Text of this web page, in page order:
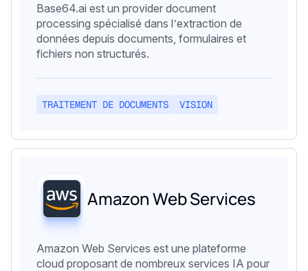
Base64.ai est un provider document
processing spécialisé dans l’extraction de
données depuis documents, formulaires et
fichiers non structurés.
TRAITEMENT DE DOCUMENTS VISION
Amazon Web Services
Amazon Web Services est une plateforme
cloud proposant de nombreux services IA pour